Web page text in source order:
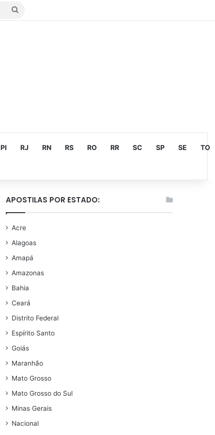
PI RJ RN RS RO RR SC SP SE TO
APOSTILAS POR ESTADO:
Acre
Alagoas
Amapá
Amazonas
Bahia
Ceará
Distrito Federal
Espírito Santo
Goiás
Maranhão
Mato Grosso
Mato Grosso do Sul
Minas Gerais
Nacional